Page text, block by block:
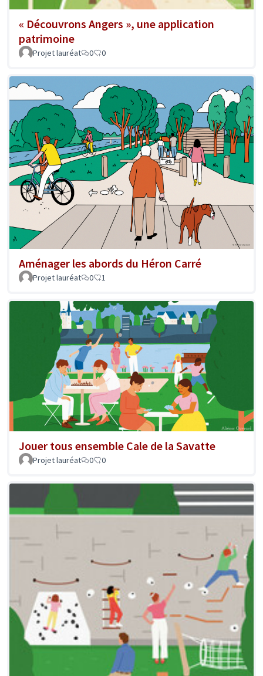
« Découvrons Angers », une application
patrimoine
Projet lauréat 0 0
Aménager les abords du Héron Carré
Projet lauréat 0 1
Jouer tous ensemble Cale de la Savatte
Projet lauréat 0 0